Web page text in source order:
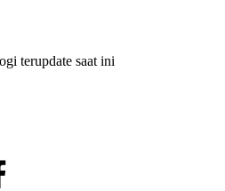
terupdate saat ini